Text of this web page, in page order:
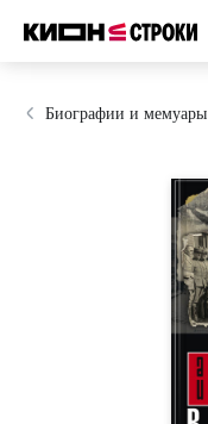
Биографии и мемуары